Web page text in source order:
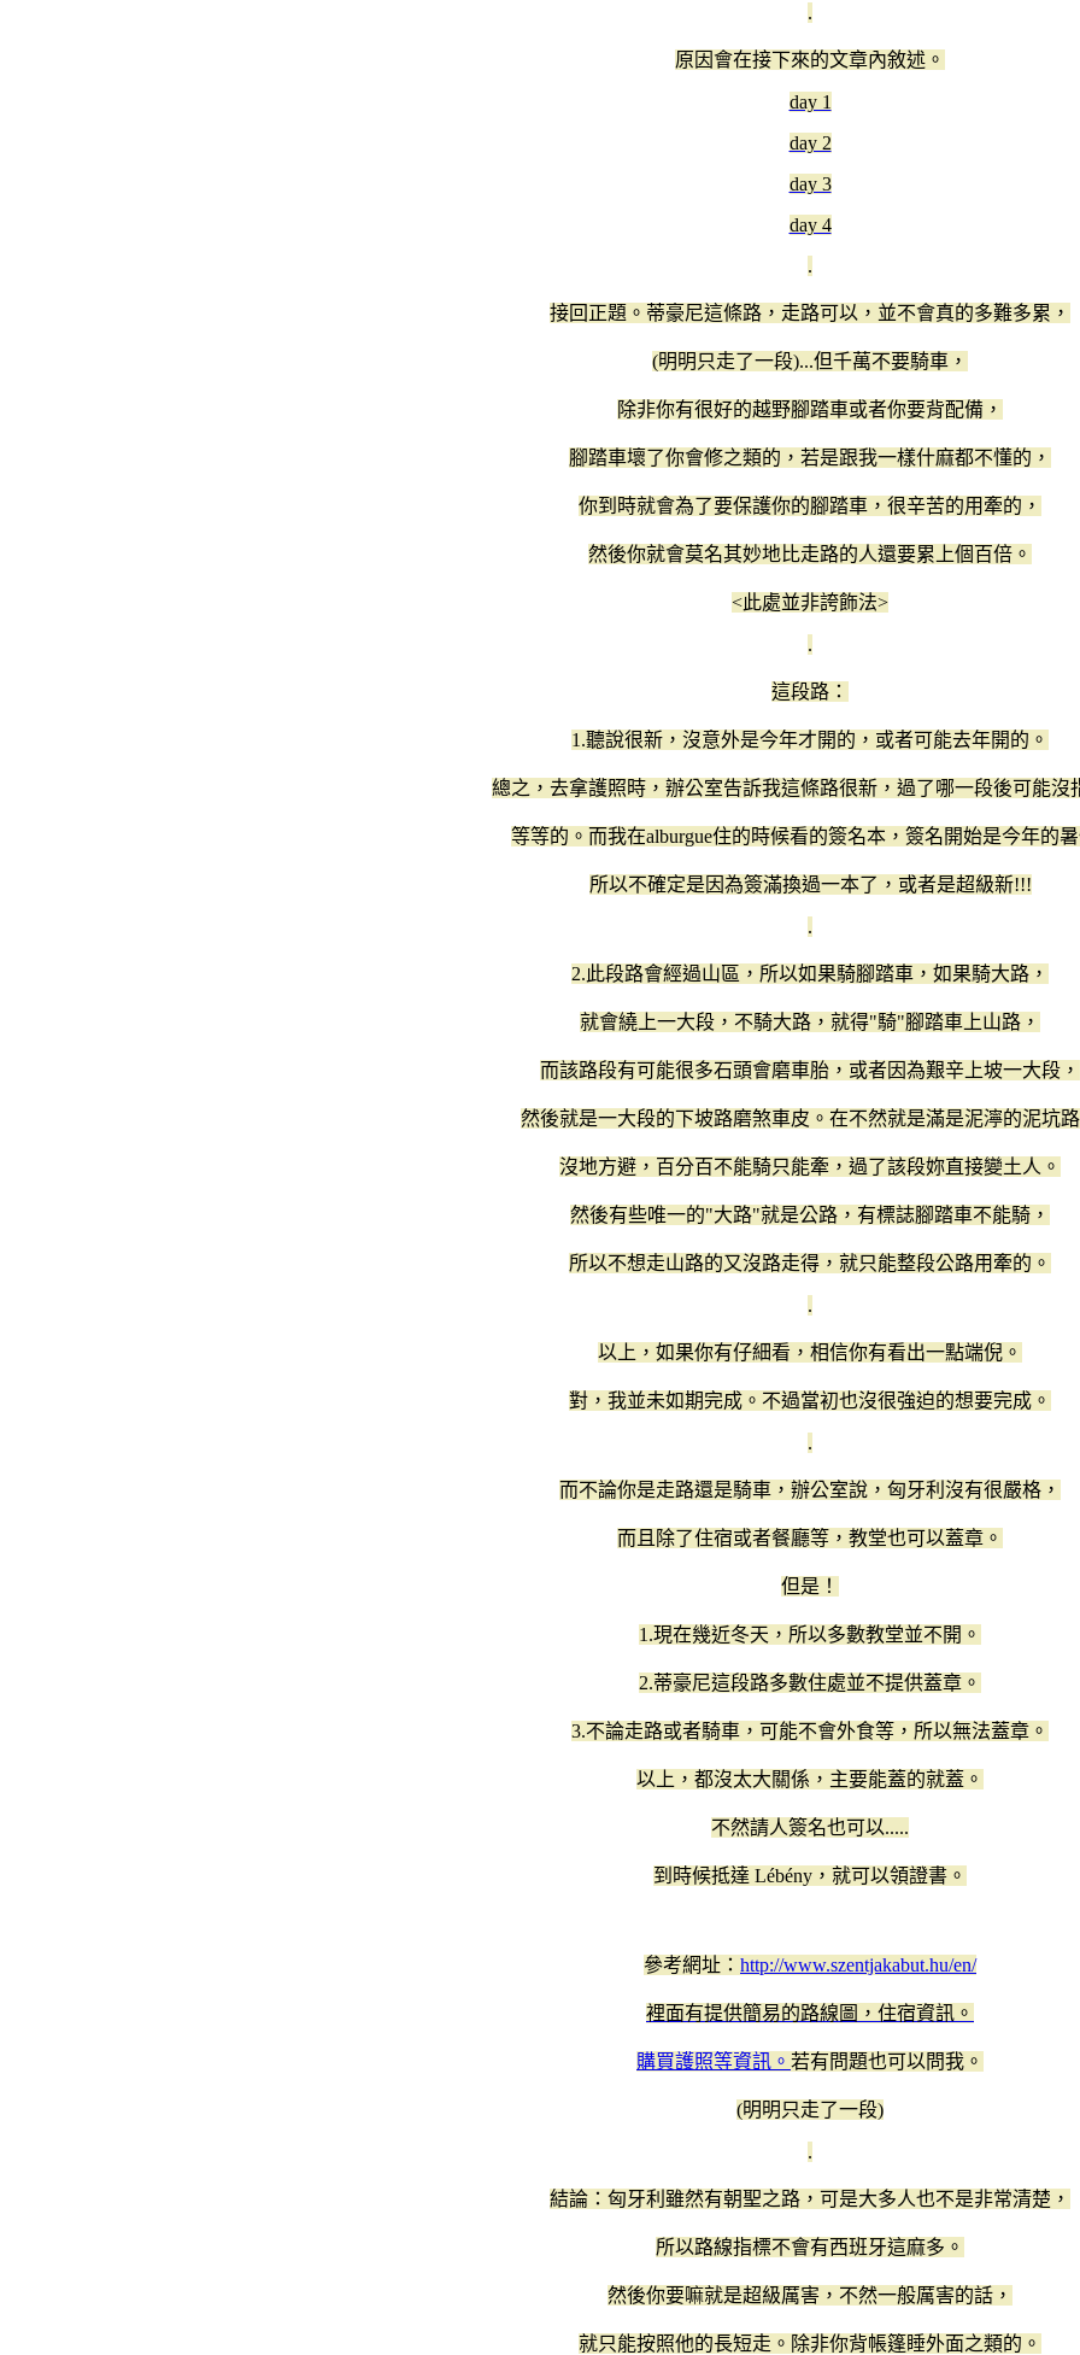
.
原因會在接下來的文章內敘述。
day 1
day 2
day 3
day 4
.
接回正題。蒂豪尼這條路，走路可以，並不會真的多難多累，
(明明只走了一段)...但千萬不要騎車，
除非你有很好的越野腳踏車或者你要背配備，
腳踏車壞了你會修之類的，若是跟我一樣什麻都不懂的，
你到時就會為了要保護你的腳踏車，很辛苦的用牽的，
然後你就會莫名其妙地比走路的人還要累上個百倍。
<此處並非誇飾法>
.
這段路：
1.聽說很新，沒意外是今年才開的，或者可能去年開的。
總之，去拿護照時，辦公室告訴我這條路很新，過了哪一段後可能沒
等等的。而我在alburgue住的時候看的簽名本，簽名開始是今年的
所以不確定是因為簽滿換過一本了，或者是超級新!!!
.
2.此段路會經過山區，所以如果騎腳踏車，如果騎大路，
就會繞上一大段，不騎大路，就得"騎"腳踏車上山路，
而該路段有可能很多石頭會磨車胎，或者因為艱辛上坡一大段，
然後就是一大段的下坡路磨煞車皮。在不然就是滿是泥濘的泥坑路
沒地方避，百分百不能騎只能牽，過了該段妳直接變土人。
然後有些唯一的"大路"就是公路，有標誌腳踏車不能騎，
所以不想走山路的又沒路走得，就只能整段公路用牽的。
.
以上，如果你有仔細看，相信你有看出一點端倪。
對，我並未如期完成。不過當初也沒很強迫的想要完成。
.
而不論你是走路還是騎車，辦公室說，匈牙利沒有很嚴格，
而且除了住宿或者餐廳等，教堂也可以蓋章。
但是！
1.現在幾近冬天，所以多數教堂並不開。
2.蒂豪尼這段路多數住處並不提供蓋章。
3.不論走路或者騎車，可能不會外食等，所以無法蓋章。
以上，都沒太大關係，主要能蓋的就蓋。
不然請人簽名也可以.....
到時候抵達 Lébény，就可以領證書。
參考網址： http://www.szentjakabut.hu/en/
裡面有提供簡易的路線圖，住宿資訊。
購買護照等資訊。 若有問題也可以問我。
(明明只走了一段)
.
結論：匈牙利雖然有朝聖之路，可是大多人也不是非常清楚，
所以路線指標不會有西班牙這麻多。
然後你要嘛就是超級厲害，不然一般厲害的話，
就只能按照他的長短走。除非你背帳篷睡外面之類的。